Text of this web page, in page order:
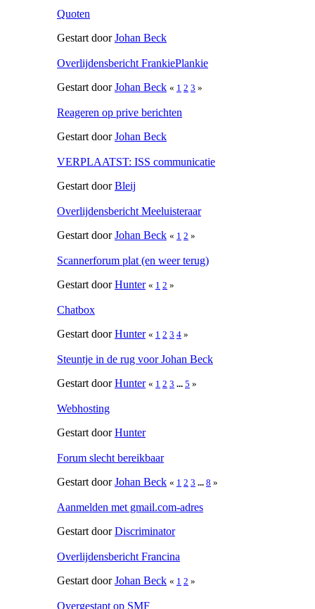
Quoten
Gestart doorJohan Beck
Overlijdensbericht FrankiePlankie
Gestart doorJohan Beck « 1 2 3 »
Reageren op prive berichten
Gestart doorJohan Beck
VERPLAATST: ISS communicatie
Gestart doorBleij
Overlijdensbericht Meeluisteraar
Gestart doorJohan Beck « 1 2 »
Scannerforum plat (en weer terug)
Gestart doorHunter « 1 2 »
Chatbox
Gestart doorHunter « 1 2 3 4 »
Steuntje in de rug voor Johan Beck
Gestart doorHunter « 1 2 3 ... 5 »
Webhosting
Gestart doorHunter
Forum slecht bereikbaar
Gestart doorJohan Beck « 1 2 3 ... 8 »
Aanmelden met gmail.com-adres
Gestart doorDiscriminator
Overlijdensbericht Francina
Gestart doorJohan Beck « 1 2 »
Overgestapt op SMF